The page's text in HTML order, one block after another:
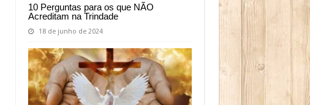
10 Perguntas para os que NÃO
Acreditam na Trindade
18 de junho de 2024